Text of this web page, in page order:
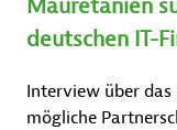
Mauretanien
deutschen IT-
Interview über
mögliche